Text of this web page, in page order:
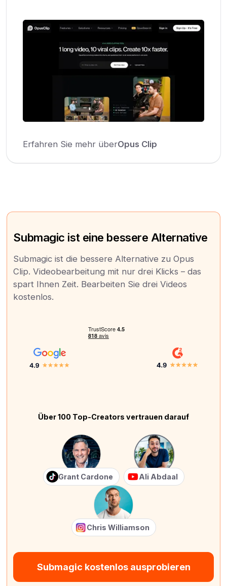
Erfahren Sie mehr überOpus Clip
Submagic ist eine bessere Alternative
Submagic ist die bessere Alternative zu Opus
Clip. Videobearbeitung mit nur drei Klicks – das
spart Ihnen Zeit. Bearbeiten Sie drei Videos
kostenlos.
Über 100 Top-Creators vertrauen darauf
Grant Cardone Ali Abdaal
Chris Williamson
Submagic kostenlos ausprobieren